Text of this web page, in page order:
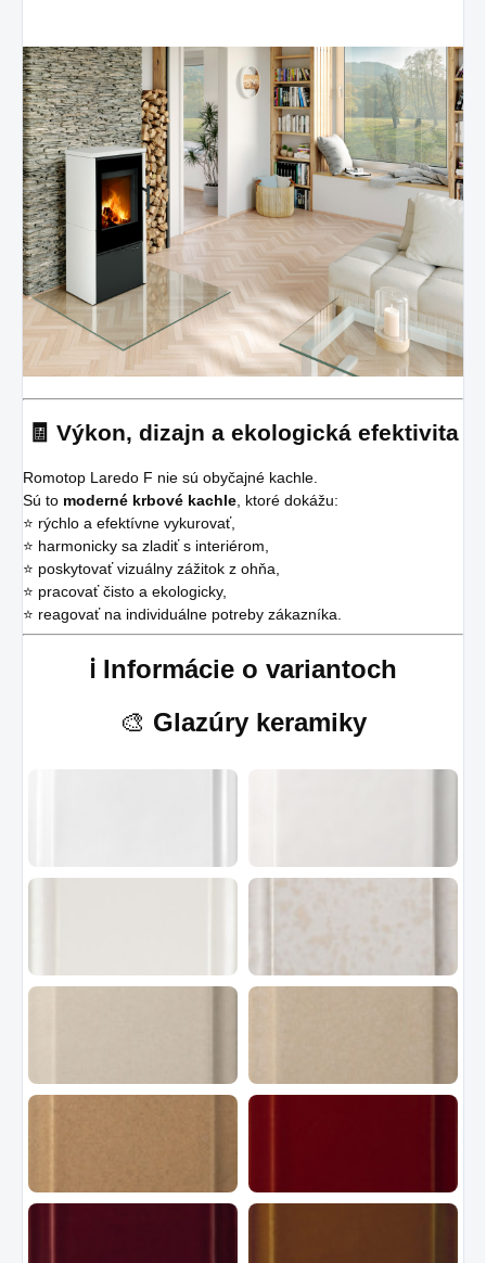
🧾 Výkon, dizajn a ekologická efektivita
Romotop Laredo F nie sú obyčajné kachle.
Sú to moderné krbové kachle , ktoré dokážu:
⭐ rýchlo a efektívne vykurovať,
⭐ harmonicky sa zladiť s interiérom,
⭐ poskytovať vizuálny zážitok z ohňa,
⭐ pracovať čisto a ekologicky,
⭐ reagovať na individuálne potreby zákazníka.
ℹ️ Informácie o variantoch
🎨 Glazúry keramiky